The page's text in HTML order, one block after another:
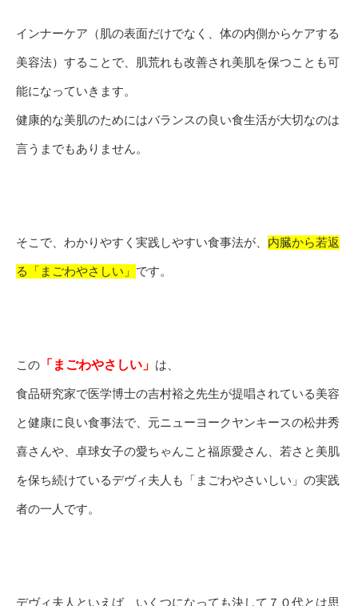
インナーケア（肌の表面だけでなく、体の内側からケアする
美容法）することで、肌荒れも改善され美肌を保つことも可
能になっていきます。
健康的な美肌のためにはバランスの良い食生活が大切なのは
言うまでもありません。
そこで、わかりやすく実践しやすい食事法が、 内臓から若返
る「まごわやさしい」 です。
この 「まごわやさしい」 は、
食品研究家で医学博士の吉村裕之先生が提唱されている美容
と健康に良い食事法で、元ニューヨークヤンキースの松井秀
喜さんや、卓球女子の愛ちゃんこと福原愛さん、 若さと美肌
を保ち続けているデヴィ夫人も「まごわやさいしい」の実践
者の一人です。
デヴィ夫人といえば、いくつになっても決して７０代とは思